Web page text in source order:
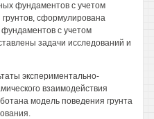
фундаментов с учетом
сформулирована
с учетом
задачи исследований и
экспериментально-
взаимодействия
модель поведения грунта